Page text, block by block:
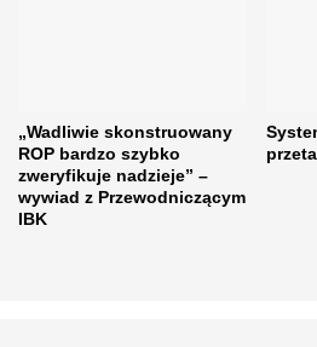
„Wadliwie skonstruowany
ROP bardzo szybko
zweryfikuje nadzieje” –
wywiad z Przewodniczącym
IBK